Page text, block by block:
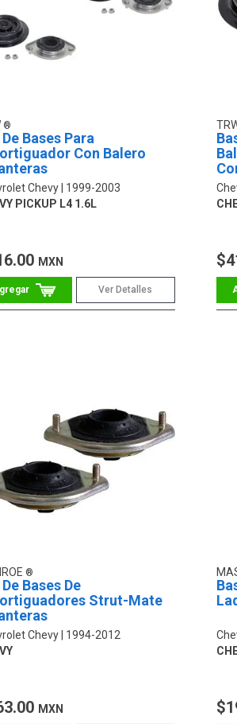
Bases Para
Con Balero
Chevy
1999-2003
PICKUP L4 1.6L
MXN
Ver Detalles
Bases De
Strut-Mate
Chevy
1994-2012
MXN